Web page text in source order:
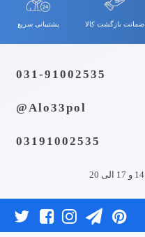
ضمانت بازگشت کالا پشتیبانی سریع
031-91002535
Alo33pol@
03191002535